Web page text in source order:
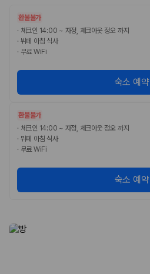
카모아 사이트맵
환불불가
· 체크인 14:00 ~ 자정, 체크아웃 정오 까지
· 뷔페 아침 식사
· 무료 WiFi
숙소 예약
환불불가
· 체크인 14:00 ~ 자정, 체크아웃 정오 까지
· 뷔페 아침 식사
· 무료 WiFi
숙소 예약